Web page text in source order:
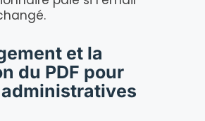
et la
du PDF pour